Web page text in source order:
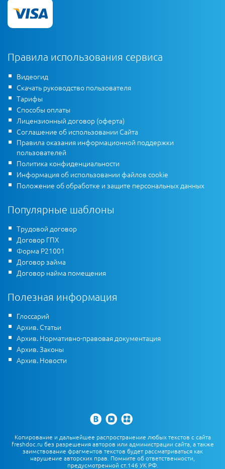
Правила использования сервиса
Видеогид
Скачать руководство пользователя
Тарифы
Способы оплаты
Лицензионный договор (оферта)
Соглашение об использовании Сайта
Правила оказания информационной поддержки
пользователей
Политика конфиденциальности
Информация об использовании файлов cookie
Положение об обработке и защите персональных данных
Популярные шаблоны
Трудовой договор
Договор ГПХ
Форма Р21001
Договор займа
Договор найма помещения
Полезная информация
Глоссарий
Архив. Статьи
Архив. Нормативно-правовая документация
Архив. Законы
Архив. Новости
Копирование и дальнейшее распространение любых текстов с сайта
freshdoc.ru без разрешения авторов или администрации сайта, а также
заимствование фрагментов текстов будет рассматриваться как
нарушение авторских прав. Помните об ответственности,
предусмотренной ст.146 УК РФ.